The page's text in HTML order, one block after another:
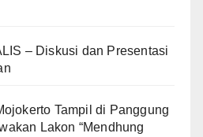
– Diskusi dan Presentasi
Tampil di Panggung
Lakon “Mendhung